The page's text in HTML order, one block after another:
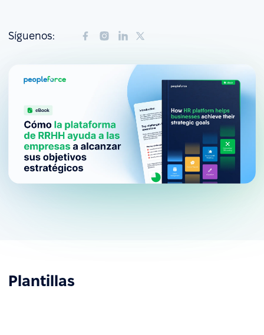
Síguenos:
Plantillas